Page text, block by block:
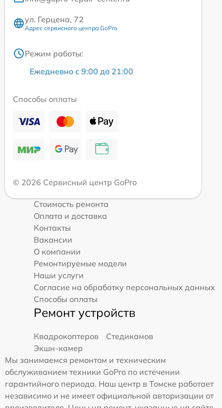
ул. Герцена, 72
Адрес сервисного центра GoPro
Режим работы:
Ежедневно с 9:00 до 21:00
Способы оплаты
© 2026 Сервисный центр GoPro
Стоимость ремонта
Оплата и доставка
Контакты
Вакансии
О компании
Ремонтируемые модели
Наши услуги
Согласие на обработку персональных данных
Способы оплаты
Ремонт устройств
Квадрокоптеров
Стедикамов
Экшн-камер
Мы занимаемся ремонтом и техническим
обслуживанием техники GoPro по истечении
гарантийного периода. Наш центр в Томске работает
независимо и не имеет официальной авторизации от